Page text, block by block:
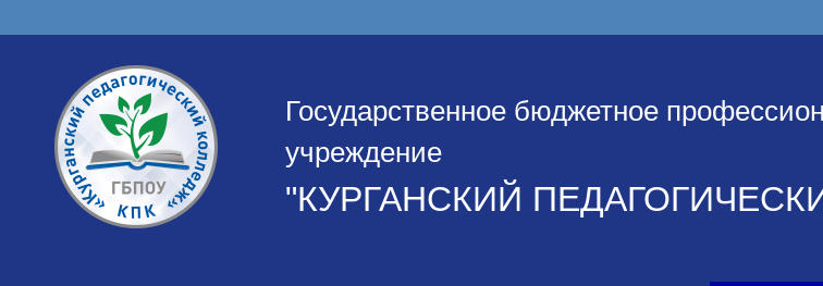
Государственное бюджетное
учреждение
"КУРГАНСКИЙ